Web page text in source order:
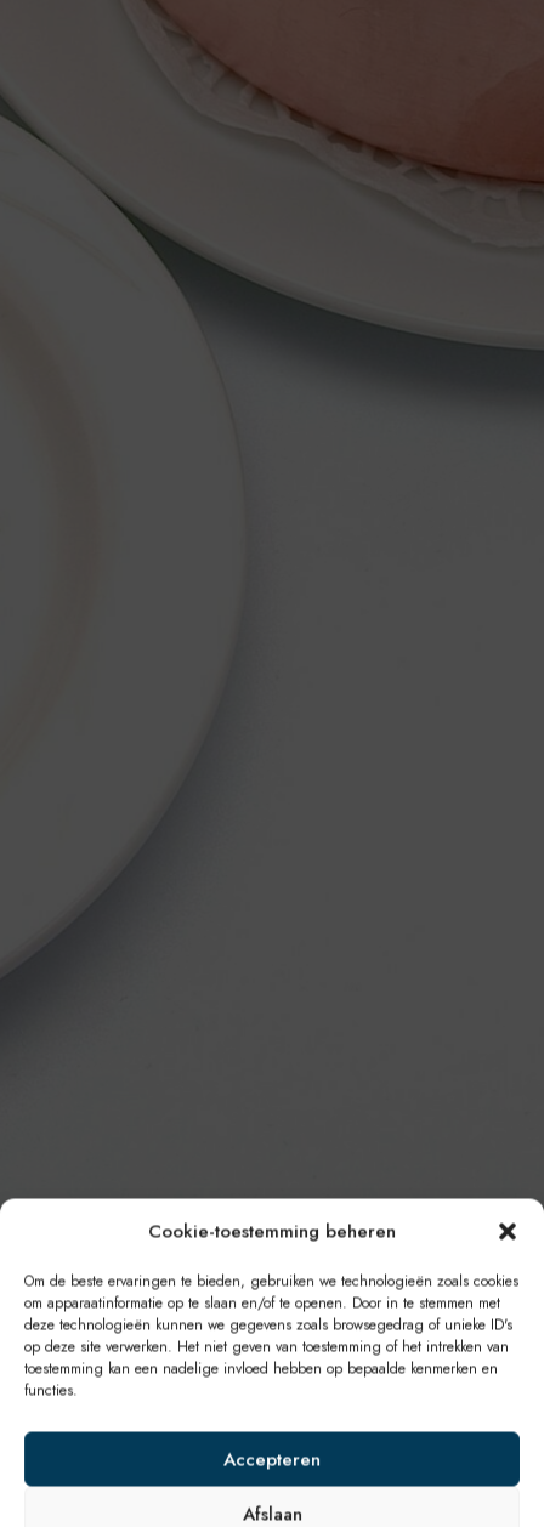
Cookie-toestemming beheren
Om de beste ervaringen te bieden, gebruiken we technologieën zoals cookies
om apparaatinformatie op te slaan en/of te openen. Door in te stemmen met
deze technologieën kunnen we gegevens zoals browsegedrag of unieke ID's
op deze site verwerken. Het niet geven van toestemming of het intrekken van
toestemming kan een nadelige invloed hebben op bepaalde kenmerken en
functies.
Accepteren
Afslaan